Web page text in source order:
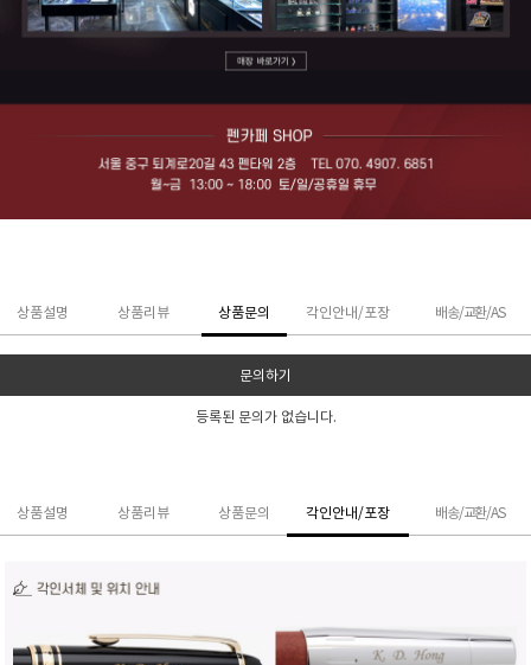
상품설명 상품리뷰 상품문의 각인안내/포장 배송/교환/AS
문의하기
등록된 문의가 없습니다.
상품설명 상품리뷰 상품문의 각인안내/포장 배송/교환/AS